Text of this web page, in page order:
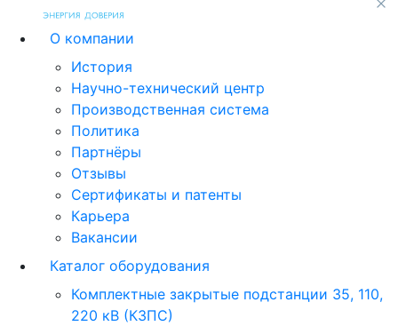
О компании
История
Научно-технический центр
Производственная система
Политика
Партнёры
Отзывы
Сертификаты и патенты
Карьера
Вакансии
Каталог оборудования
Комплектные закрытые подстанции 35, 110,
220 кВ (КЗПС)